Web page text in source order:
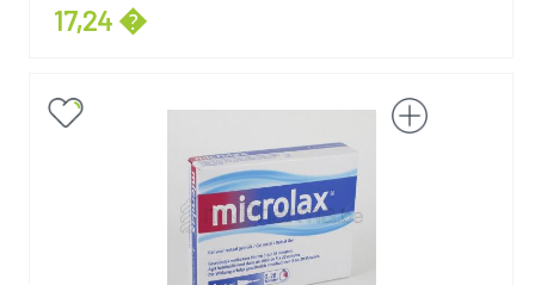
17,24 �